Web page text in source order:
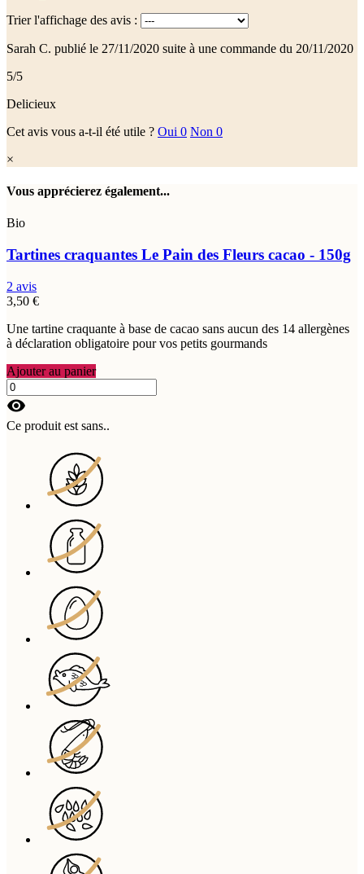
Trier l'affichage des avis :
Sarah C. publié le 27/11/2020 suite à une commande du 20/11/2020
5/5
Delicieux
Cet avis vous a-t-il été utile ? Oui 0 Non 0
×
Vous apprécierez également...
Bio
Tartines craquantes Le Pain des Fleurs cacao - 150g
2 avis
3,50 €
Une tartine craquante à base de cacao sans aucun des 14 allergènes
à déclaration obligatoire pour vos petits gourmands
Ajouter au panier
visibility
Ce produit est sans..